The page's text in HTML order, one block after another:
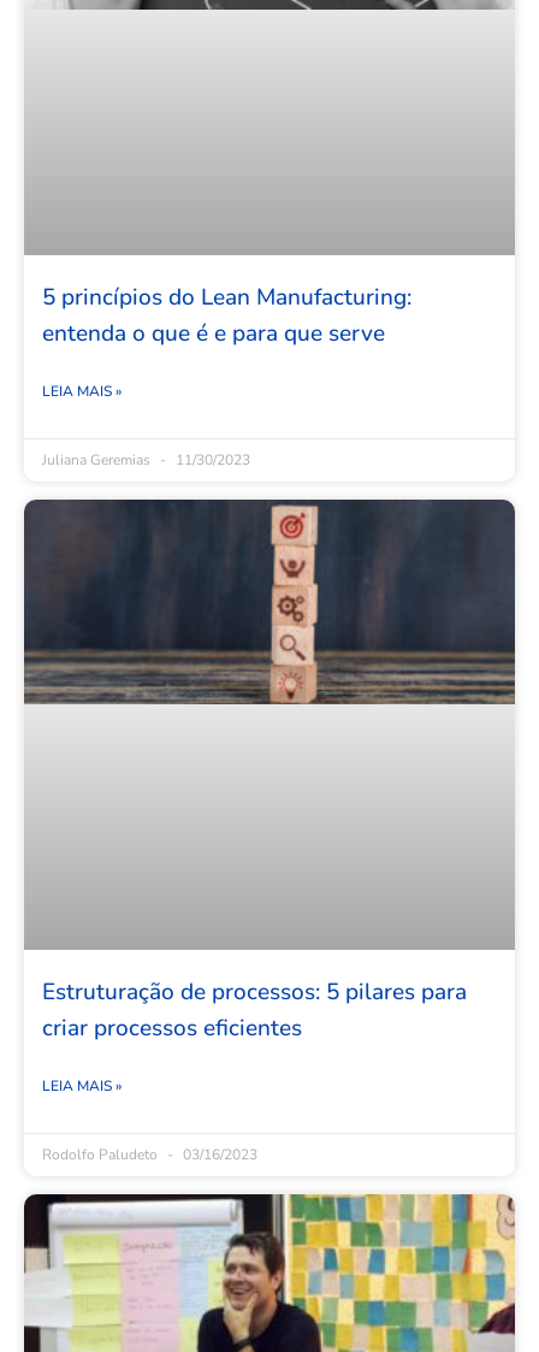
5 princípios do Lean Manufacturing:
entenda o que é e para que serve
LEIA MAIS »
Juliana Geremias 11/30/2023
Estruturação de processos: 5 pilares para
criar processos eficientes
LEIA MAIS »
Rodolfo Paludeto 03/16/2023